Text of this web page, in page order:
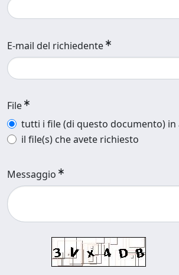
E-mail del richiedente
File
tutti i file (di questo documento)
il file(s) che avete richiesto
Messaggio